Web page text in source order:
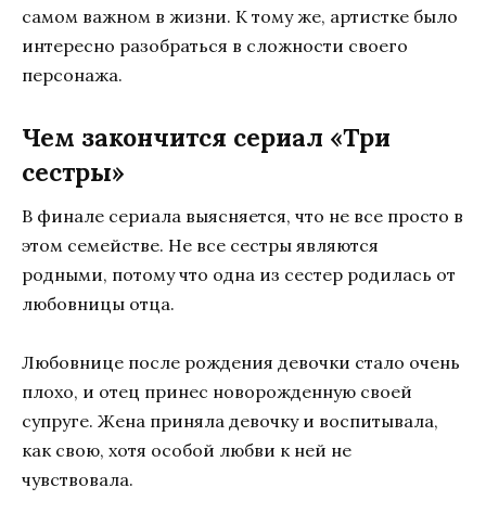
самом важном в жизни. К тому же, артистке было
интересно разобраться в сложности своего
персонажа.
Чем закончится сериал «Три
сестры»
В финале сериала выясняется, что не все просто в
этом семействе. Не все сестры являются
родными, потому что одна из сестер родилась от
любовницы отца.
Любовнице после рождения девочки стало очень
плохо, и отец принес новорожденную своей
супруге. Жена приняла девочку и воспитывала,
как свою, хотя особой любви к ней не
чувствовала.